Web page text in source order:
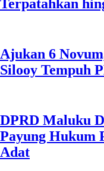
Terpatahkan
Ajukan 6
Silooy Tempuh
DPRD Maluku
Payung Hukum
Adat